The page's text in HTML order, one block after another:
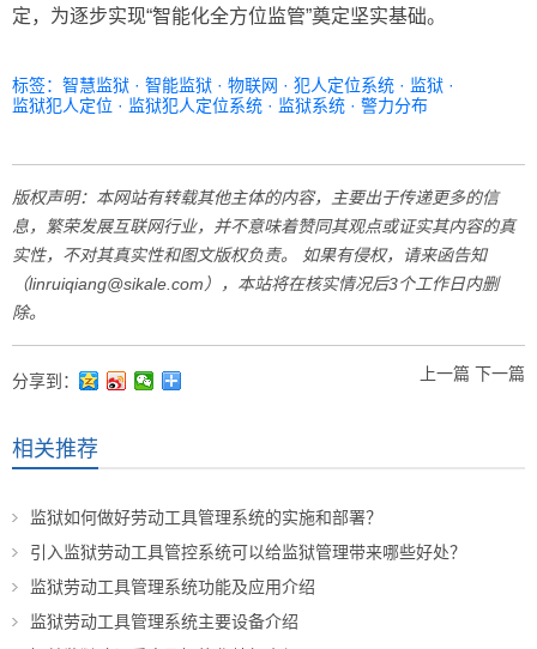
定，为逐步实现“智能化全方位监管”奠定坚实基础。
标签： 智慧监狱 · 智能监狱 · 物联网 · 犯人定位系统 · 监狱 ·
监狱犯人定位 · 监狱犯人定位系统 · 监狱系统 · 警力分布
版权声明：本网站有转载其他主体的内容，主要出于传递更多的信
息，繁荣发展互联网行业，并不意味着赞同其观点或证实其内容的真
实性，不对其真实性和图文版权负责。 如果有侵权，请来函告知
（linruiqiang@sikale.com），本站将在核实情况后3个工作日内删
除。
上一篇 下一篇
分享到：
相关推荐
监狱如何做好劳动工具管理系统的实施和部署？
引入监狱劳动工具管控系统可以给监狱管理带来哪些好处？
监狱劳动工具管理系统功能及应用介绍
监狱劳动工具管理系统主要设备介绍